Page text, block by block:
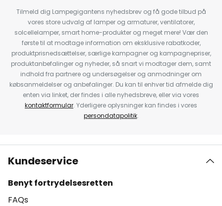
Tilmeld dig Lampegigantens nyhedsbrev og få gode tilbud på
vores store udvalg af lamper og armaturer, ventilatorer,
solcellelamper, smart home-produkter og meget mere! Vær den
første til at modtage information om eksklusive rabatkoder,
produktprisnedsættelser, særlige kampagner og kampagnepriser,
produktanbefalinger og nyheder, så snart vi modtager dem, samt
indhold fra partnere og undersøgelser og anmodninger om
købsanmeldelser og anbefalinger. Du kan til enhver tid afmelde dig
enten via linket, der findes i alle nyhedsbreve, eller via vores
kontaktformular. Yderligere oplysninger kan findes i vores
persondatapolitik.
Kundeservice
Benyt fortrydelsesretten
FAQs